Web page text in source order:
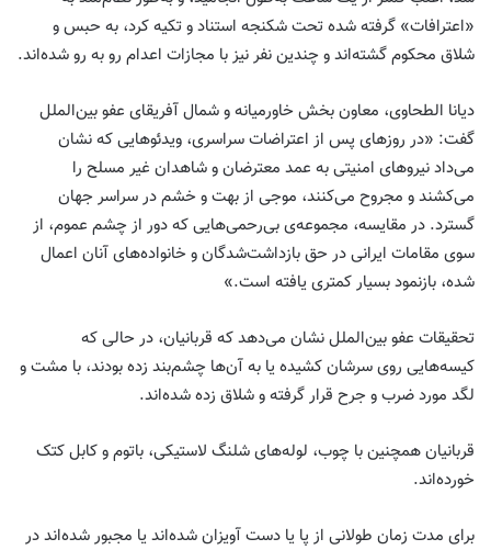
«اعترافات» گرفته شده تحت شکنجه استناد و تکیه کرد، به حبس و
شلاق محکوم گشته‌اند و چندین نفر نیز با مجازات اعدام رو به رو شده‌اند.
دیانا الطحاوی، معاون بخش خاورمیانه و شمال آفریقای عفو بین‌الملل
گفت: «در روز‌های پس از اعتراضات سراسری، ویدئوهایی که نشان
می‌داد نیرو‌های امنیتی به عمد معترضان و شاهدان غیر مسلح را
می‌کشند و مجروح می‌کنند، موجی از بهت و خشم در سراسر جهان
گسترد. در مقایسه، مجموعه‌ی بی‌رحمی‌هایی که دور از چشم عموم، از
سوی مقامات ایرانی در حق بازداشت‌شدگان و خانواده‌های آنان اعمال
شده، بازنمود بسیار کمتری یافته است.»
تحقیقات عفو بین‌الملل نشان می‌دهد که قربانیان، در حالی که
کیسه‌هایی روی سرشان کشیده یا به آن‌ها چشم‌بند زده بودند، با مشت و
لگد مورد ضرب و جرح قرار گرفته و شلاق زده شده‌اند.
قربانیان همچنین با چوب، لوله‌های شلنگ لاستیکی، باتوم و کابل کتک
خورده‌اند.
برای مدت زمان طولانی از پا یا دست آویزان شده‌اند یا مجبور شده‌اند در